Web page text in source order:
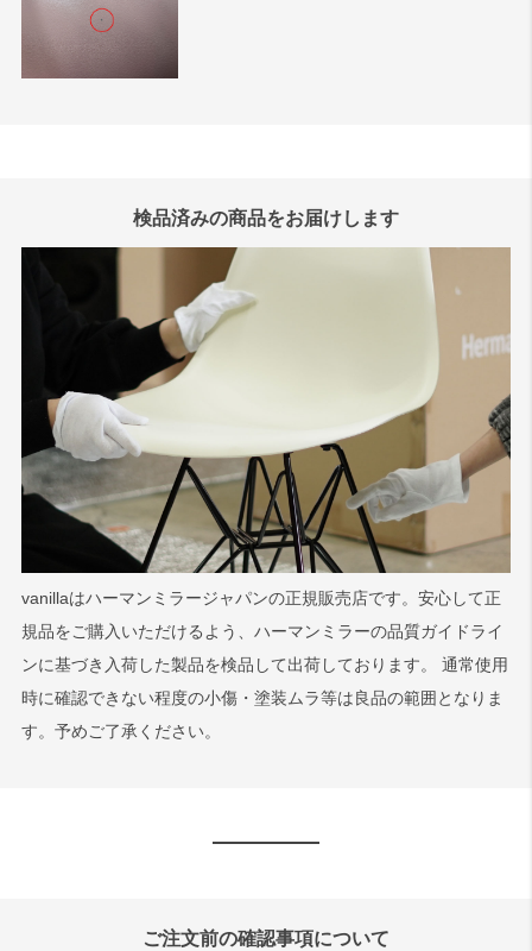
検品済みの商品をお届けします
vanillaはハーマンミラージャパンの正規販売店です。安心して正
規品をご購入いただけるよう、ハーマンミラーの品質ガイドライ
ンに基づき入荷した製品を検品して出荷しております。 通常使用
時に確認できない程度の小傷・塗装ムラ等は良品の範囲となりま
す。予めご了承ください。
ご注文前の確認事項について